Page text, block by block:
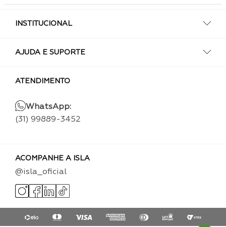
INSTITUCIONAL
AJUDA E SUPORTE
ATENDIMENTO
WhatsApp:
(31) 99889-3452
ACOMPANHE A ISLA
@isla_oficial